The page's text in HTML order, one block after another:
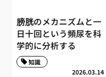
膀胱のメカニズムと一
日十回という頻尿を科
学的に分析する
2026.03.14
知識